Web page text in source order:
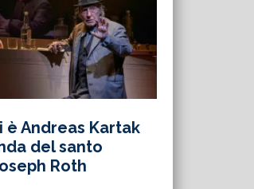
è Andreas Kartak
del santo
Roth